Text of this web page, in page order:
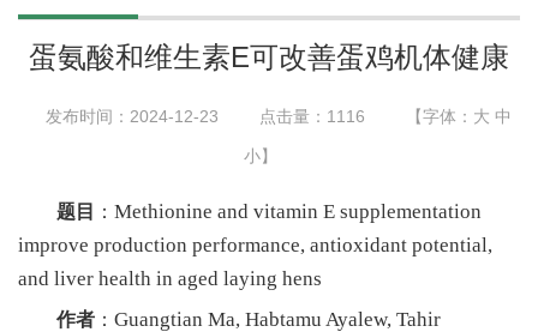
新
闻蛋氨酸和维生素E可改善蛋鸡机体健康
发布时间：2024-12-23 点击量： 1116 【字体： 大 中
小】
题目 ： Methionine and vitamin E supplementation
improve production performance, antioxidant potential,
and liver health in aged laying hens
作者 ： Guangtian Ma, Habtamu Ayalew, Tahir